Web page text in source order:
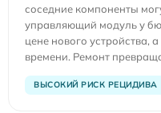
соседние компоненты
управляющий модуль у
цене нового устройства,
времени. Ремонт
ВЫСОКИЙ РИСК РЕЦИДИВА